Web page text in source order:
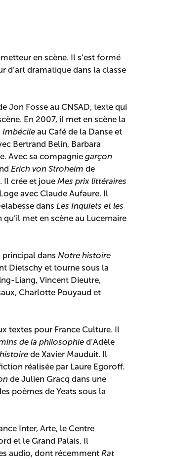
en scène. Il s’est formé
d’art dramatique dans la classe
Jon Fosse au CNSAD, texte qui
En 2007, il met en scène la
Imbécileau Café de la Danse et
Bertrand Belin, Barbara
Avec sa compagnie garçon
Erich von Stroheim de
Il crée et joue Mes prix littéraires
avec Claude Aufaure. Il
dans Les Inquiets et les
met en scène au Lucernaire
dans Notre histoire
Dietschy et tourne sous la
Liang, Vincent Dieutre,
Charlotte Pouyaud et
textes pour France Culture. Il
de la philosophied’Adèle
de Xavier Mauduit. Il
réalisée par Laure Egoroff.
de Julien Gracq dans une
poèmes de Yeats sous la
Inter, Arte, le Centre
et le Grand Palais. Il
audio, dont récemment Rat